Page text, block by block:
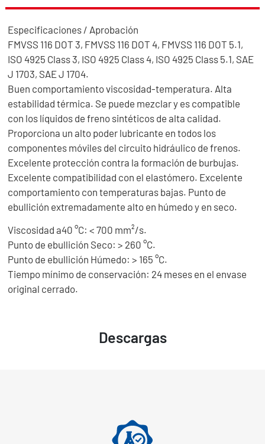
Descargas
Especificaciones / Aprobación
FMVSS 116 DOT 3, FMVSS 116 DOT 4, FMVSS 116 DOT 5.1,
ISO 4925 Class 3, ISO 4925 Class 4, ISO 4925 Class 5.1, SAE
J 1703, SAE J 1704.
Buen comportamiento viscosidad-temperatura. Alta
estabilidad térmica. Se puede mezclar y es compatible
con los líquidos de freno sintéticos de alta calidad.
Proporciona un alto poder lubricante en todos los
componentes móviles del circuito hidráulico de frenos.
Excelente protección contra la formación de burbujas.
Excelente compatibilidad con el elastómero. Excelente
comportamiento con temperaturas bajas. Punto de
ebullición extremadamente alto en húmedo y en seco.
Viscosidad a40 °C: < 700 mm²/s.
Punto de ebullición Seco: > 260 °C.
Punto de ebullición Húmedo: > 165 °C.
Tiempo mínimo de conservación: 24 meses en el envase
original cerrado.